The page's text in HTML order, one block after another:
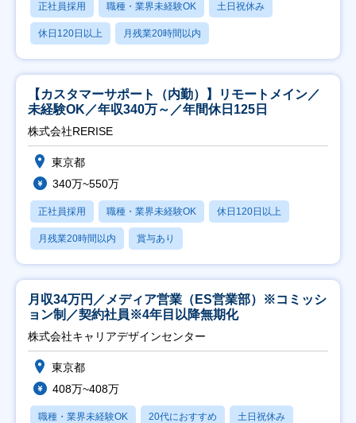
正社員採用 職種・業界未経験OK 土日祝休み
休日120日以上 月残業20時間以内
【カスタマーサポート（内勤）】リモートメイン／
未経験OK／年収340万～／年間休日125日
株式会社RERISE
東京都
340万~550万
正社員採用 職種・業界未経験OK 休日120日以上
月残業20時間以内 賞与あり
月収34万円／メディア営業（ES営業部）※コミッシ
ョン制／契約社員※4年目以降無期化
株式会社キャリアデザインセンター
東京都
408万~408万
職種・業界未経験OK 20代におすすめ 土日祝休み